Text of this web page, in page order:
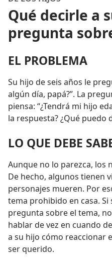
Qué decirle a
pregunta
EL PROBLEMA
Su hijo de seis años le
algún día, papá?”. La
piensa: “¿Tendrá mi hijo
la respuesta? ¿Qué puedo
LO QUE DEBE
Aunque no lo parezca, los
De hecho, algunos tienen
personajes mueren. Por
tema prohibido en casa. Si
pregunta sobre el tema,
hablar de vez en cuando
a su hijo cómo reaccionar
ser querido.